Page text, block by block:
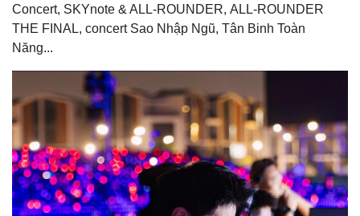
Concert, SKYnote & ALL-ROUNDER, ALL-ROUNDER
THE FINAL, concert Sao Nhập Ngũ, Tân Binh Toàn
Năng...